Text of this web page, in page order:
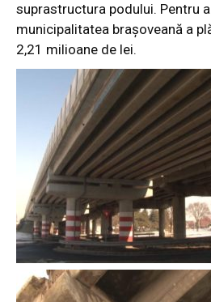
suprastructura podului. Pentru
municipalitatea braşoveană a
2,21 milioane de lei.